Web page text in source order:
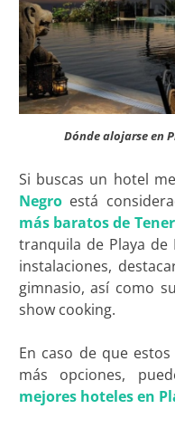
Dónde alojarse en
Si buscas un hotel
Negroestá
más baratos de
tranquila de Playa de
instalaciones,
gimnasio, así como
show cooking.
En caso de que
más opciones,
mejores hoteles en